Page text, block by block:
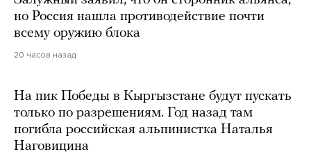
но Россия нашла противодействие почти
всему оружию блока
20 часов назад
На пик Победы в Кыргызстане будут пускать
только по разрешениям. Год назад там
погибла российская альпинистка Наталья
Наговицина